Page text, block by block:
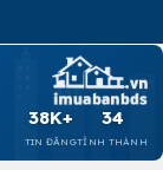
38K+
TIN ĐĂNG
34
TỈNH THÀNH